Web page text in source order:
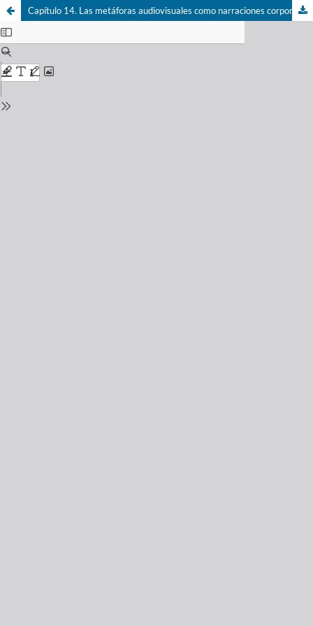
Capítulo 14. Las metáforas audiovisuales como narraciones corporeizadas en las imágenes en movimiento.